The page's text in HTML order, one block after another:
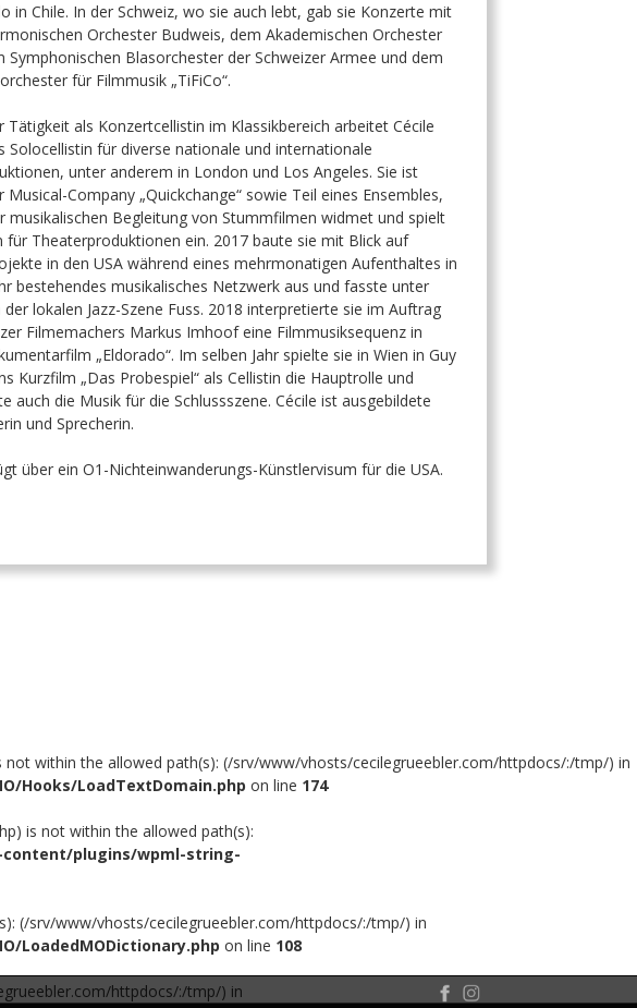
in Chile. In der Schweiz, wo sie auch lebt, gab sie Konzerte mit
Orchester Budweis, dem Akademischen Orchester
Symphonischen Blasorchester der Schweizer Armee und dem
für Filmmusik „TiFiCo“.
Tätigkeit als Konzertcellistin im Klassikbereich arbeitet Cécile
Solocellistin für diverse nationale und internationale
unter anderem in London und Los Angeles. Sie ist
Musical-Company „Quickchange“ sowie Teil eines Ensembles,
musikalischen Begleitung von Stummfilmen widmet und spielt
für Theaterproduktionen ein. 2017 baute sie mit Blick auf
in den USA während eines mehrmonatigen Aufenthaltes in
bestehendes musikalisches Netzwerk aus und fasste unter
lokalen Jazz-Szene Fuss. 2018 interpretierte sie im Auftrag
Filmemachers Markus Imhoof eine Filmmusiksequenz in
„Eldorado“. Im selben Jahr spielte sie in Wien in Guy
Kurzfilm „Das Probespiel“ als Cellistin die Hauptrolle und
auch die Musik für die Schlussszene. Cécile ist ausgebildete
und Sprecherin.
über ein O1-Nichteinwanderungs-Künstlervisum für die USA.
within the allowed path(s): (/srv/www/vhosts/cecilegrueebler.com/httpdocs/:/tmp/) in
Hooks/LoadTextDomain.php on line 174
is not within the allowed path(s):
plugins/wpml-string-
(/srv/www/vhosts/cecilegrueebler.com/httpdocs/:/tmp/) in
LoadedMODictionary.php on line 108
httpdocs/:/tmp/) in